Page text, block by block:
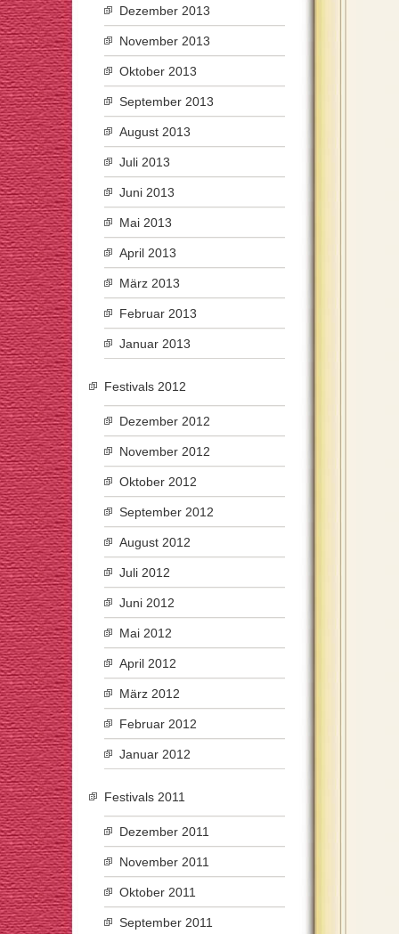
Dezember 2013
November 2013
Oktober 2013
September 2013
August 2013
Juli 2013
Juni 2013
Mai 2013
April 2013
März 2013
Februar 2013
Januar 2013
Festivals 2012
Dezember 2012
November 2012
Oktober 2012
September 2012
August 2012
Juli 2012
Juni 2012
Mai 2012
April 2012
März 2012
Februar 2012
Januar 2012
Festivals 2011
Dezember 2011
November 2011
Oktober 2011
September 2011